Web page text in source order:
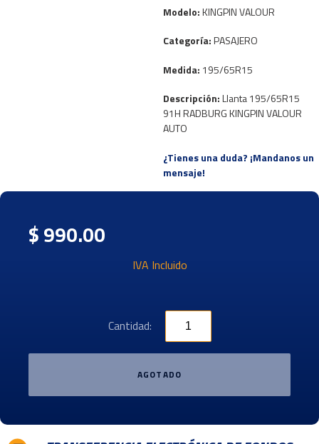
Modelo:KINGPIN VALOUR
Categoría:PASAJERO
Medida: 195/65R15
Descripción:Llanta 195/65R15
91H RADBURG KINGPIN VALOUR
AUTO
¿Tienes una duda? ¡Mandanos un
mensaje!
$ 990.00
IVA Incluido
Cantidad:
AGOTADO